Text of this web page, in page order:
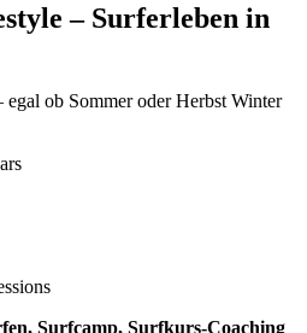
– Surferleben in
ob Sommer oder Herbst Winter
Surfcamp, Surfkurs-Coaching